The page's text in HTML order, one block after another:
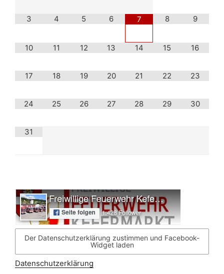
3 4 5 6 7 8 9
10 11 12 13 14 15 16
17 18 19 20 21 22 23
24 25 26 27 28 29 30
31
Der Datenschutzerklärung zustimmen und Facebook-
Widget laden
Datenschutzerklärung